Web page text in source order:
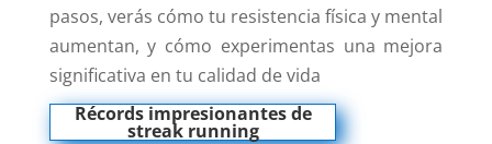
pasos, verás cómo tu resistencia física y mental
aumentan, y cómo experimentas una mejora
significativa en tu calidad de vida
Récords impresionantes de
streak running